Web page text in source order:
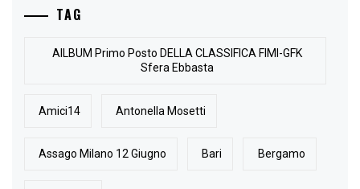
TAG
AlLBUM Primo Posto DELLA CLASSIFICA FIMI-GFK
Sfera Ebbasta
Amici14 Antonella Mosetti
Assago Milano 12 Giugno Bari Bergamo